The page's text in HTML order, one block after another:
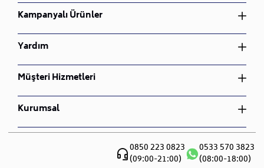
Yatak Odası Takımı
Yemek Odası Takımı
Oturma Odası Takımı
Çocuk Odası Takımı
Bahçe Mobilyası
Nevresim Takımı
Kampanyalı Ürünler
Yatak Odası Takımı
Yemek Odası Takımı
Oturma Odası Takımı
Çocuk Odası Takımı
Bahçe Mobilyası
Nevresim Takımı
Yardım
Üyelik Sözleşmesi
İptal ve İade Koşulları
Gizlilik ve Güvenlik
Mesafeli Satış Sözleşmesi
Müşteri Hizmetleri
Sipariş Takibi
İade ve Değişim
S.S.S
Kurumsal
Hakkımızda
0850 223 0823
(09:00-21:00)
0533 570 3823
(08:00-18:00)